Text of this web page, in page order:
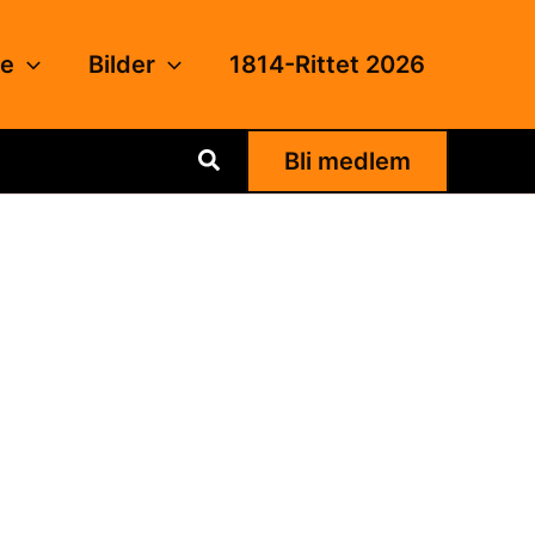
Bilder 1814-Rittet 2026
Søk Bli medlem